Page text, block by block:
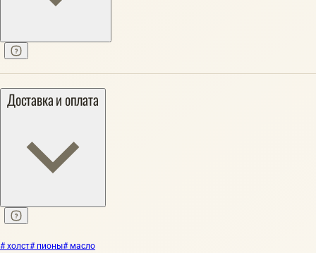
Доставка и оплата
# холст# пионы# масло